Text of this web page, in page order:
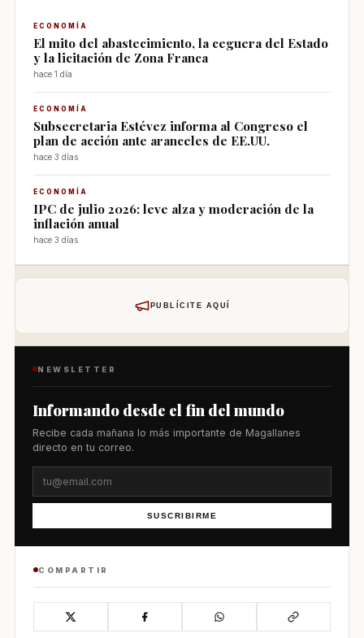
ECONOMÍA
El mito del abastecimiento, la ceguera del Estado
y la licitación de Zona Franca
hace 1 día
ECONOMÍA
Subsecretaria Estévez informa al Congreso el
plan de acción ante aranceles de EE.UU.
hace 3 días
ECONOMÍA
IPC de julio 2026: leve alza y moderación de la
inflación anual
hace 3 días
PUBLÍCITE AQUÍ
NEWSLETTER
Informando desde el fin del mundo
Recibe cada mañana lo más importante de Magallanes
directo en tu correo.
SUSCRIBIRME
COMPARTIR